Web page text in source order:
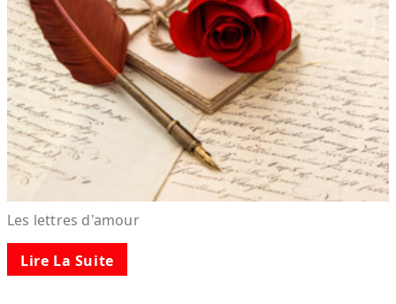
Les lettres d'amour
Lire La Suite